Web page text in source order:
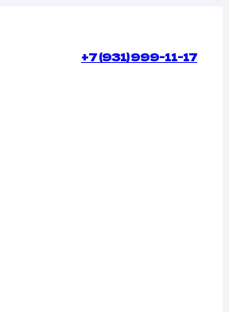
+7 (931) 999-11-17